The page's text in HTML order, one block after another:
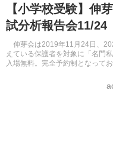
8月開催イベント・WS 全国公
自由研究教材（小学生向け）
【小学校受験】伸
試分析報告会11/24
伸芽会は2019年11月24日、
えている保護者を対象に「名門
入場無料。完全予約制となって